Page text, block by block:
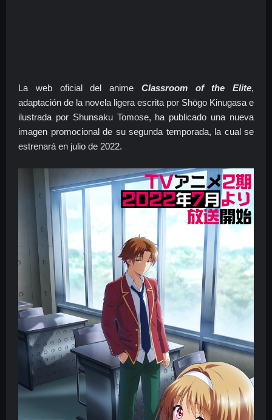
La web oficial del anime Classroom of the Elite,
adaptación de la novela ligera escrita por Shōgo Kinugasa e
ilustrada por Shunsaku Tomose, ha publicado una nueva
imagen promocional de su segunda temporada, la cual se
estrenará en julio de 2022.